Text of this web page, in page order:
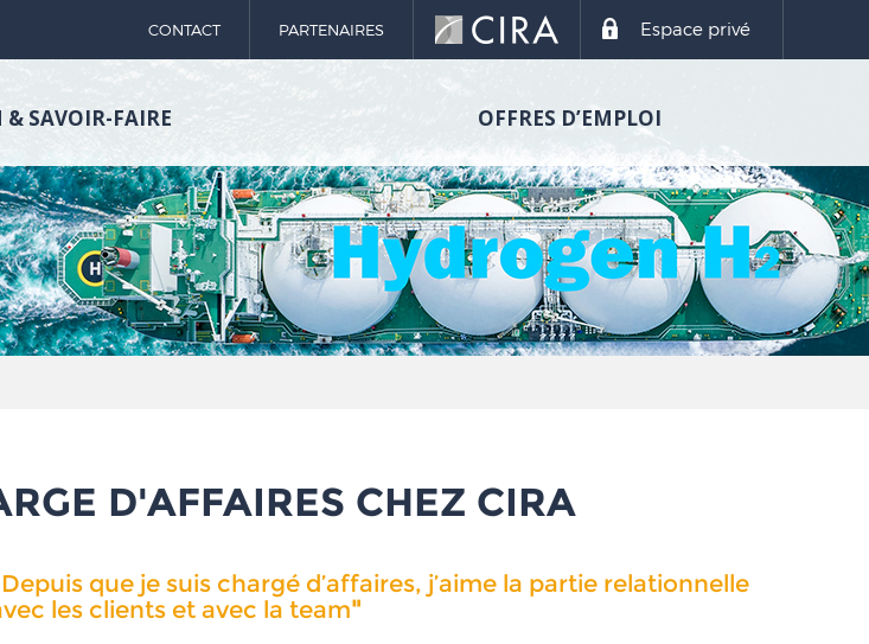
Espace privé
PARTENAIRES
CONTACT
SAVOIR-FAIRE OFFRES D’EMPLOI
D'AFFAIRES CHEZ CIRA
Depuis que je suis chargé d’affaires, j’aime la partie relationnelle
les clients et avec la team"